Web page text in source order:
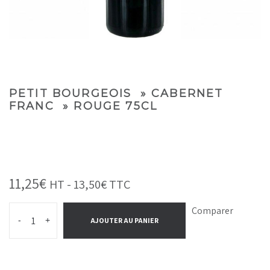
PETIT BOURGEOIS » CABERNET
FRANC » ROUGE 75CL
11,25€ HT - 13,50€TTC
- + AJOUTER AU PANIER
Comparer